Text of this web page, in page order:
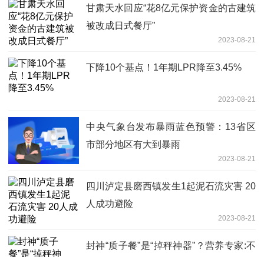
甘肃天水回应“花8亿元保护资金的古建筑
被改成日式餐厅”
2023-08-21
下降10个基点！1年期LPR降至3.45%
2023-08-21
中央气象台发布暴雨蓝色预警：13省区
市部分地区有大到暴雨
2023-08-21
四川泸定县磨西镇发生1起泥石流灾害 20
人成功避险
2023-08-21
封神“质子餐”是“掉秤神器”？营养专家:不